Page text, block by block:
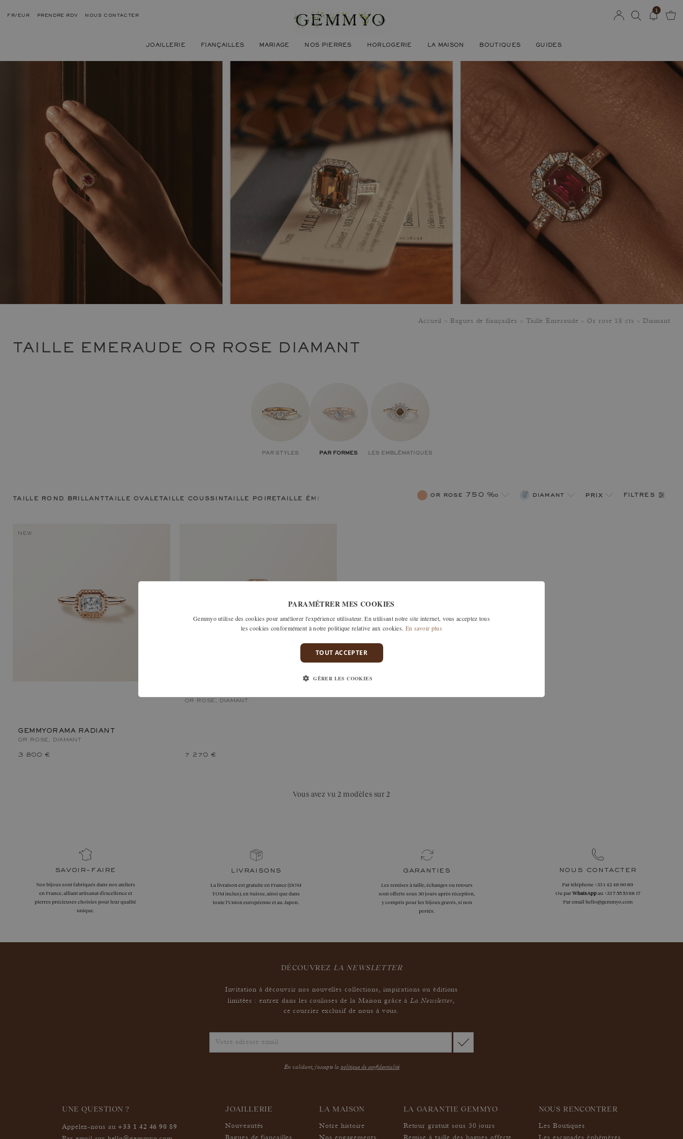
FR/EUR PRENDRE RDV NOUS CONTACTER
JOAILLERIE FIANÇAILLES MARIAGE NOS PIERRES HORLOGERIE LA MAISON BOUTIQUES GUIDES
1
Accueil Bagues de fiançailles Taille Émeraude Or rose 18 cts Diamant
TAILLE EMERAUDE OR ROSE DIAMANT
PAR STYLES PAR FORMES LES EMBLÉMATIQUES
taille rond brillanttaille ovale taille coussin taille poiretaille émeraude or rose 750 ‰ diamant prix filtres
NEW
GEMMYORAMA RADIANT
OR ROSE, DIAMANT
3 800 €
OR ROSE, DIAMANT
7 270 €
Vous avez vu 2 modèles sur 2
savoir-faire
Nos bijoux sont fabriqués dans nos ateliers
en France, alliant artisanat d’excellence et
pierres précieuses choisies pour leur qualité
unique.
livraisons
La livraison est gratuite en France (DOM
TOM inclus), en Suisse, ainsi que dans
toute l'Union européenne et au Japon.
garanties
Les remises à taille, échanges ou retours
sont offerts sous 30 jours après réception,
y compris pour les bijoux gravés, si non
portés.
nous contacter
Par téléphone+33 1 42 46 90 89
Ou parWhatsAppau+33 7 55 53 68 17
Par email hello@gemmyo.com
DÉCOUVREZ LA NEWSLETTER
Invitation à découvrir nos nouvelles collections, inspirations ou éditions
limitées : entrez dans les coulisses de la Maison grâce àLa Newsletter,
ce courrier exclusif de nous à vous.
En validant, j'accepte la politique de confidentialité
UNE QUESTION ?
Appelez-nous au +33 1 42 46 90 89
JOAILLERIE
Nouveautés
LA MAISON
Notre histoire
LA GARANTIE GEMMYO
Retour gratuit sous 30 jours
NOUS RENCONTRER
Les Boutiques
PARAMÉTRER MES COOKIES
Gemmyo utilise des cookies pour améliorer l'expérience utilisateur. En utilisant notre site internet, vous acceptez tous
les cookies conformément à notre politique relative aux cookies. En savoir plus
TOUT ACCEPTER
GÉRER LES COOKIES